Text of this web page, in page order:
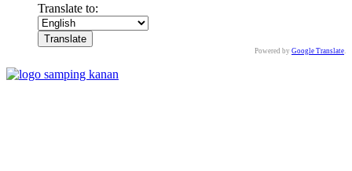
Translate to:
Powered by Google Translate